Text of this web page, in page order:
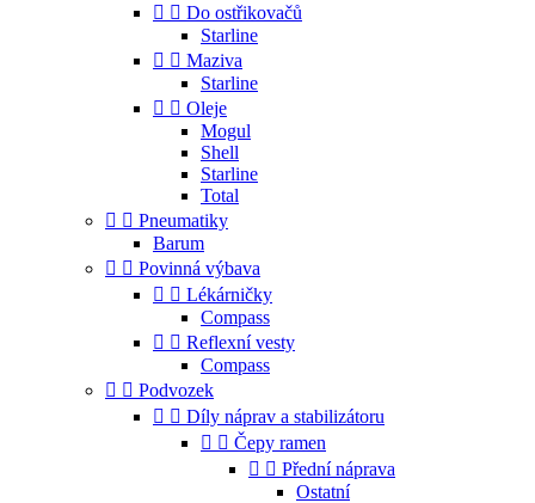
  Do ostřikovačů
Starline
  Maziva
Starline
  Oleje
Mogul
Shell
Starline
Total
  Pneumatiky
Barum
  Povinná výbava
  Lékárničky
Compass
  Reflexní vesty
Compass
  Podvozek
  Díly náprav a stabilizátoru
  Čepy ramen
  Přední náprava
Ostatní